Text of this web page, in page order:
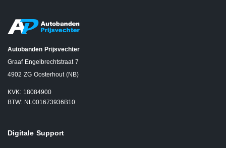
Autobanden Prijsvechter
Graaf Engelbrechtstraat 7
4902 ZG Oosterhout (NB)
KVK: 18084900
BTW: NL001673936B10
Digitale Support